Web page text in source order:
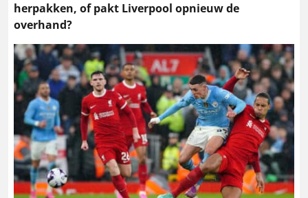
herpakken, of pakt Liverpool opnieuw de
overhand?